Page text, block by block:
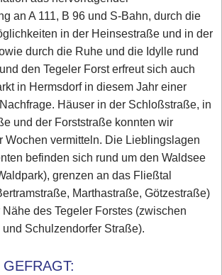
an A 111, B 96 und S-Bahn, durch die
in der Heinsestraße und in der
durch die Ruhe und die Idylle rund
den Tegeler Forst erfreut sich auch
in Hermsdorf in diesem Jahr einer
Häuser in der Schloßstraße, in
und der Forststraße konnten wir
Wochen vermitteln. Die Lieblingslagen
befinden sich rund um den Waldsee
grenzen an das Fließtal
Marthastraße, Götzestraße)
des Tegeler Forstes (zwischen
Schulzendorfer Straße).